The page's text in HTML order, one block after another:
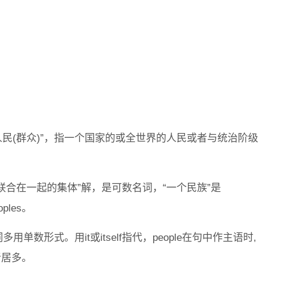
(群众)”，指一个国家的或全世界的人民或者与统治阶级
合在一起的集体”解，是可数名词，“一个民族”是
。
用单数形式。用it或itself指代，people在句中作主语时,
多。